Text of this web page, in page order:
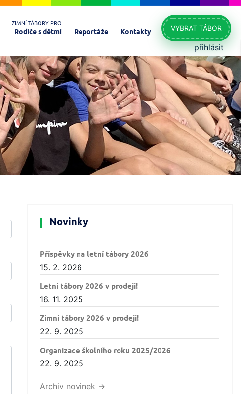
ZIMNÍ TÁBORY PRO
Rodiče s dětmi Reportáže Kontakty VYBRAT TÁBOR
přihlásit
Novinky
Příspěvky na letní tábory 2026
15. 2. 2026
Letní tábory 2026 v prodeji!
16. 11. 2025
Zimní tábory 2026 v prodeji!
22. 9. 2025
Organizace školního roku 2025/2026
22. 9. 2025
Archiv novinek ->